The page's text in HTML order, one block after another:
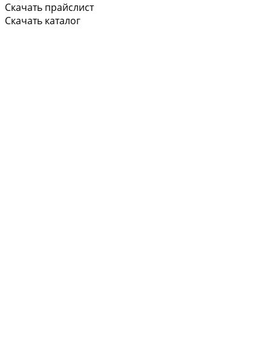
Скачать прайслист
Скачать каталог